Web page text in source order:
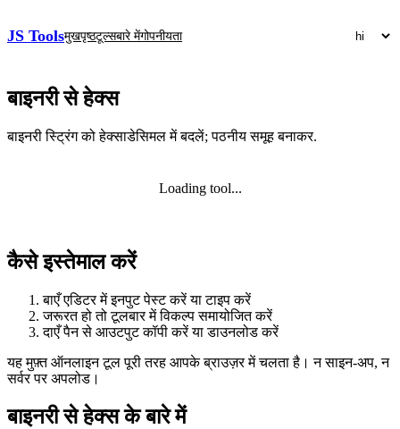
JS Toolsमुखपृष्ठटूल्सबारे मेंगोपनीयता
बाइनरी से हेक्स
बाइनरी स्ट्रिंग को हेक्साडेसिमल में बदलें; पठनीय समूह बनाकर.
Loading tool...
कैसे इस्तेमाल करें
बाएँ एडिटर में इनपुट पेस्ट करें या टाइप करें
जरूरत हो तो टूलबार में विकल्प समायोजित करें
दाएँ पैन से आउटपुट कॉपी करें या डाउनलोड करें
यह मुफ़्त ऑनलाइन टूल पूरी तरह आपके ब्राउज़र में चलता है। न साइन‑अप, न
सर्वर पर अपलोड।
बाइनरी से हेक्स के बारे में